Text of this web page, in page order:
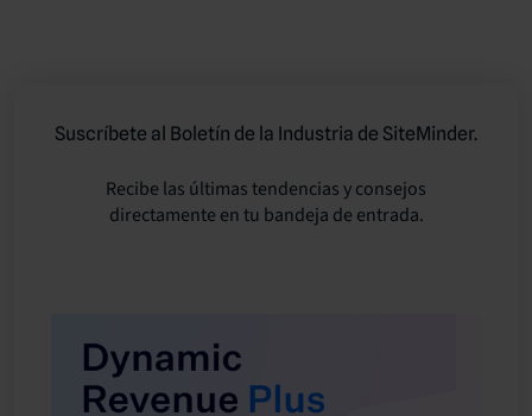
Suscríbete al Boletín de la Industria de SiteMinder.
Recibe las últimas tendencias y consejos
directamente en tu bandeja de entrada.